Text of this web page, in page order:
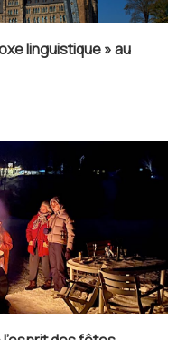
linguistique » au